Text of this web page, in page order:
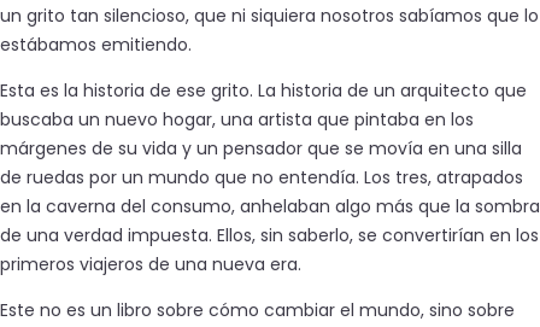
un grito tan silencioso, que ni siquiera nosotros sabíamos que lo
estábamos emitiendo.
Esta es la historia de ese grito. La historia de un arquitecto que
buscaba un nuevo hogar, una artista que pintaba en los
márgenes de su vida y un pensador que se movía en una silla
de ruedas por un mundo que no entendía. Los tres, atrapados
en la caverna del consumo, anhelaban algo más que la sombra
de una verdad impuesta. Ellos, sin saberlo, se convertirían en los
primeros viajeros de una nueva era.
Este no es un libro sobre cómo cambiar el mundo, sino sobre